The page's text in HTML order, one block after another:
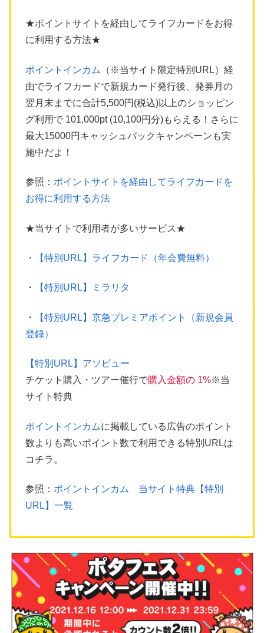
★ポイントサイトを経由してライフカードをお得
に利用する方法★
ポイントインカム
（※当サイト限定特別URL）経
由でライフカードで新規カード発行後、発券月の
翌月末までに合計5,500円(税込)以上のショッピン
グ利用で 101,000pt (10,100円分)もらえる！さらに
最大15000円キャッシュバックキャンペーンも実
施中だよ！
参照： ポイントサイトを経由してライフカードを
お得に利用する方法
★当サイトで利用者が多いサービス★
・ 【特別URL】ライフカード（年会費無料）
・ 【特別URL】ミラリタ
・
【特別URL】京急プレミアポイント（新規会員
登録）
【特別URL】アソビュー
チケット購入・ツアー催行で購入金額の 1%※当
サイト特典
ポイントインカムに掲載している広告のポイント
数よりも高いポイント数で利用できる特別URLは
コチラ。
参照： ポイントインカム 当サイト特典【特別
URL】一覧